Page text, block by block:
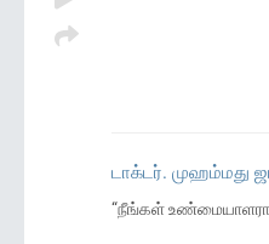
டாக்டர். முஹம்மது
“நீங்கள்